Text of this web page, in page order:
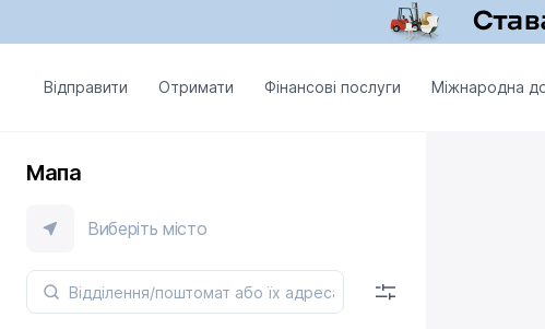
Відправити Отримати Фінансові послуги Міжнародна
Мапа
Виберіть місто